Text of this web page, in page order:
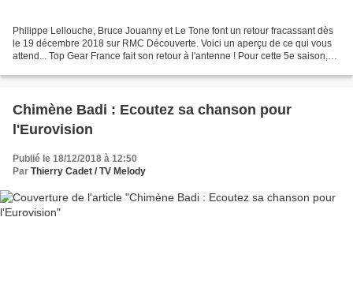
Philippe Lellouche, Bruce Jouanny et Le Tone font un retour fracassant dès
le 19 décembre 2018 sur RMC Découverte. Voici un aperçu de ce qui vous
attend... Top Gear France fait son retour à l'antenne ! Pour cette 5e saison,
Chimène Badi : Ecoutez sa chanson pour
l'Eurovision
Publié le 18/12/2018 à 12:50
Par Thierry Cadet / TV Melody